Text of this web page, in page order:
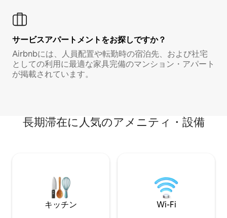
サービスアパートメントをお探しですか？
Airbnbには、人員配置や転勤時の宿泊先、および社宅
としての利用に最適な家具完備のマンション・アパート
が掲載されています。
長期滞在に人気のアメニティ・設備
キッチン Wi-Fi